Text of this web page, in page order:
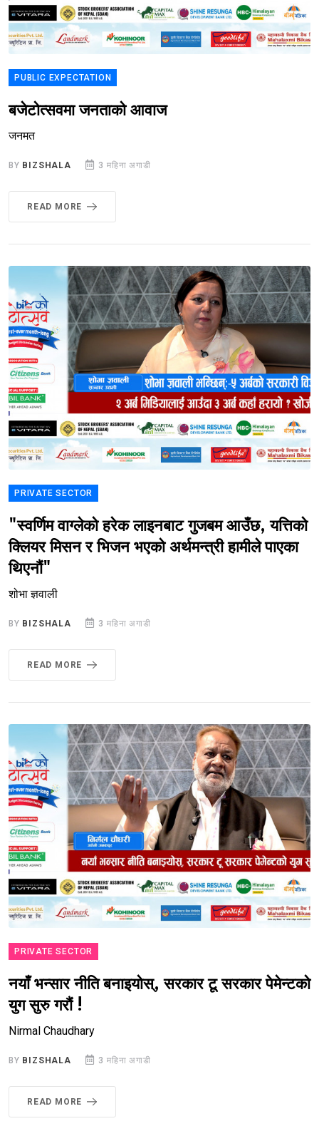
PUBLIC EXPECTATION
बजेटोत्सवमा जनताको आवाज
जनमत
BY BIZSHALA 3 महिना अगाडी
READ MORE
PRIVATE SECTOR
"स्वर्णिम वाग्लेको हरेक लाइनबाट गुजबम आउँछ, यत्तिको
क्लियर मिसन र भिजन भएको अर्थमन्त्री हामीले पाएका
थिएनौं"
शोभा ज्ञवाली
BY BIZSHALA 3 महिना अगाडी
READ MORE
PRIVATE SECTOR
नयाँ भन्सार नीति बनाइयोस्, सरकार टू सरकार पेमेन्टको
युग सुरु गरौं !
Nirmal Chaudhary
BY BIZSHALA 3 महिना अगाडी
READ MORE